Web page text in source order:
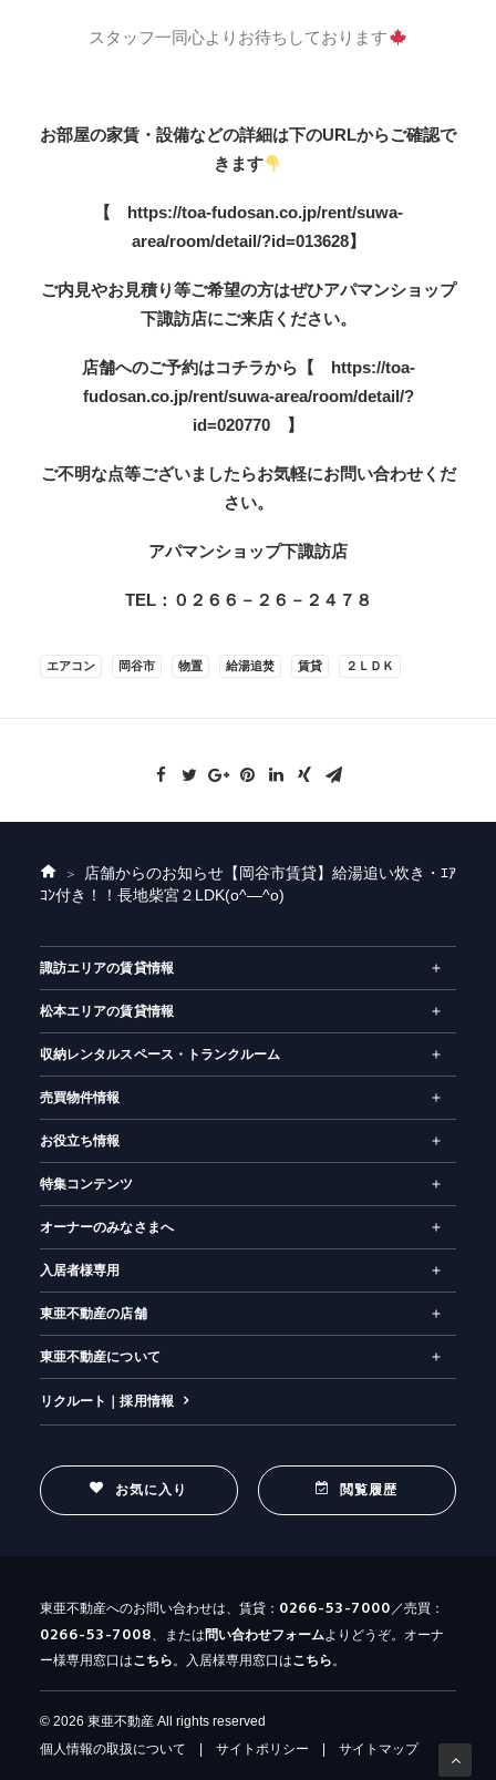
スタッフ一同心よりお待ちしております
お部屋の家賃・設備などの詳細は下のURLからご確認で
きます
【 https://toa-fudosan.co.jp/rent/suwa-
area/room/detail/?id=013628】
ご内見やお見積り等ご希望の方はぜひアパマンショップ
下諏訪店にご来店ください。
店舗へのご予約はコチラから【 https://toa-
fudosan.co.jp/rent/suwa-area/room/detail/?
id=020770 】
ご不明な点等ございましたらお気軽にお問い合わせくだ
さい。
アパマンショップ下諏訪店
TEL：０２６６－２６－２４７８
エアコン 岡谷市 物置 給湯追焚 賃貸 ２ＬＤＫ
ホ
ー
店舗からのお知らせ 【岡谷市賃貸】給湯追い炊き・ｴｱ
ｺﾝ付き！！長地柴宮２LDK(o^―^o)
諏訪エリアの賃貸情報
松本エリアの賃貸情報
収納レンタルスペース・トランクルーム
売買物件情報
お役立ち情報
特集コンテンツ
オーナーのみなさまへ
入居者様専用
東亜不動産の店舗
東亜不動産について
リクルート｜採用情報
お気に入り 閲覧履歴
東亜不動産へのお問い合わせは、賃貸： 0266-53-7000／売買：
0266-53-7008、または 問い合わせフォームよりどうぞ。オーナ
ー様専用窓口はこちら。入居様専用窓口はこちら。
© 2026 東亜不動産 All rights reserved
個人情報の取扱について
サイトポリシー サイトマップ